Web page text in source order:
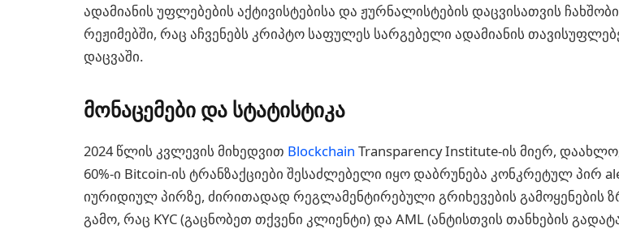
ადამიანის უფლებების აქტივისტებისა და ჟურნალისტების დაცვისათვის
რეჟიმებში, რაც აჩვენებს კრიპტო საფულეს სარგებელი ადამიანის
დაცვაში.
მონაცემები და სტატისტიკა
2024 წლის კვლევის მიხედვით Blockchain Transparency Institute-ის მიერ,
60%-ი Bitcoin-ის ტრანზაქციები შესაძლებელი იყო დაბრუნება კონკრეტულ პირ
იურიდიულ პირზე, ძირითადად რეგლამენტირებული გრიხევების გამოყენების
გამო, რაც KYC (გაცნობეთ თქვენი კლიენტი) და AML (ანტისთვის თანხების